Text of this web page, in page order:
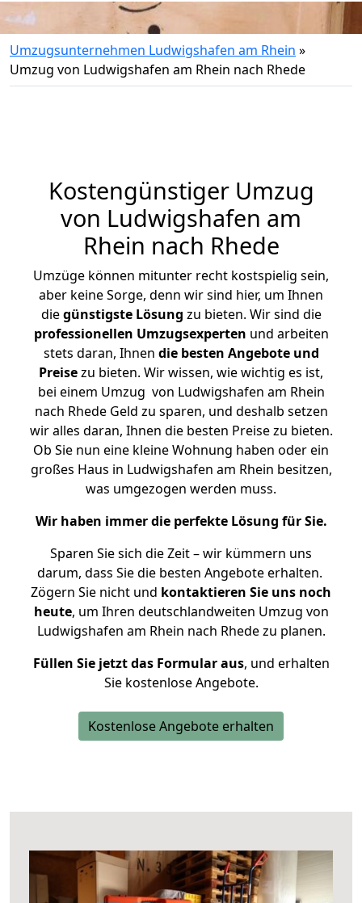
Umzugsunternehmen Ludwigshafen am Rhein »
Umzug von Ludwigshafen am Rhein nach Rhede
Kostengünstiger Umzug
von Ludwigshafen am
Rhein nach Rhede
Umzüge können mitunter recht kostspielig sein,
aber keine Sorge, denn wir sind hier, um Ihnen
diegünstigste Lösung zu bieten. Wir sind die
professionellen Umzugsexperten und arbeiten
stets daran, Ihnen die besten Angebote und
Preisezu bieten. Wir wissen, wie wichtig es ist,
bei einem Umzug von Ludwigshafen am Rhein
nach Rhede Geld zu sparen, und deshalb setzen
wir alles daran, Ihnen die besten Preise zu bieten.
Ob Sie nun eine kleine Wohnung haben oder ein
großes Haus in Ludwigshafen am Rhein besitzen,
was umgezogen werden muss.
Wir haben immer die perfekte Lösung für Sie.
Sparen Sie sich die Zeit – wir kümmern uns
darum, dass Sie die besten Angebote erhalten.
Zögern Sie nicht und kontaktieren Sie uns noch
heute, um Ihren deutschlandweiten Umzug von
Ludwigshafen am Rhein nach Rhede zu planen.
Füllen Sie jetzt das Formular aus, und erhalten
Sie kostenlose Angebote.
Kostenlose Angebote erhalten